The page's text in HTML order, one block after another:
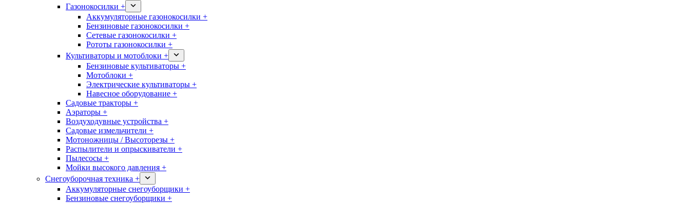
Газонокосилки +
Аккумуляторные газонокосилки +
Бензиновые газонокосилки +
Сетевые газонокосилки +
Рототы газонокосилки +
Культиваторы и мотоблоки +
Бензиновые культиваторы +
Мотоблоки +
Электрические культиваторы +
Навесное оборудование +
Садовые тракторы +
Аэраторы +
Воздуходувные устройства +
Садовые измельчители +
Мотоножницы / Высоторезы +
Распылители и опрыскиватели +
Пылесосы +
Мойки высокого давления +
Снегоуборочная техника +
Аккумуляторные снегоуборщики +
Бензиновые снегоуборщики +